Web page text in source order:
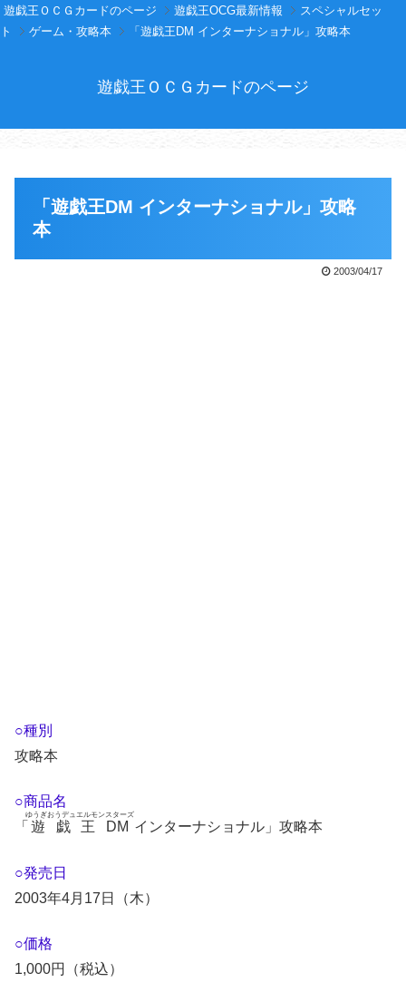
遊戯王ＯＣＧカードのページ 遊戯王OCG最新情報
スペシャルセッ
ト
ゲーム・攻略本 「遊戯王DM インターナショナル」攻略本
遊戯王ＯＣＧカードのページ
「遊戯王DM インターナショナル」攻略
本
2003/04/17
○種別
攻略本
○商品名
「 遊戯王DM
ゆうぎおうデュエルモンスターズ
インターナショナル」攻略本
○発売日
2003年4月17日（木）
○価格
1,000円（税込）